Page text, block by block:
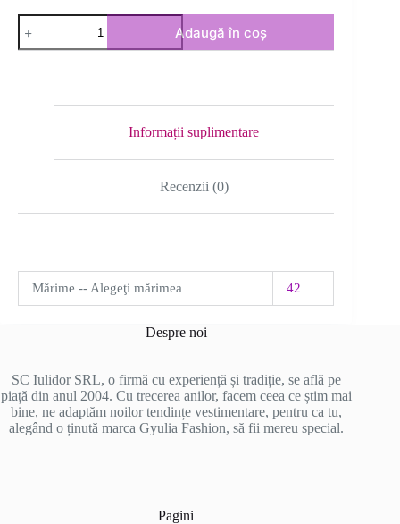
Cantitate
Rochie
lary
Adaugă în coș
Informații suplimentare
Recenzii (0)
Mărime -- Alegeţi mărimea 42
Despre noi
SC Iulidor SRL, o firmă cu experiență și tradiție, se află pe
piață din anul 2004. Cu trecerea anilor, facem ceea ce știm mai
bine, ne adaptăm noilor tendințe vestimentare, pentru ca tu,
alegând o ținută marca Gyulia Fashion, să fii mereu special.
Pagini